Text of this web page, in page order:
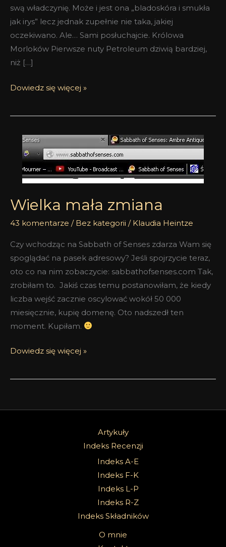
swą władczynię. Może i jest ona „bladoskóra i smukła
jak irys” lecz jednak zupełnie nie taka, jakiej
oczekiwano. Ale… Sami posłuchajcie. Królowa
Morloków Pierwsze nuty Petroleum dziwią bardziej,
niż […]
Dowiedz się więcej »
Wielka mała zmiana
43 komentarze / Bez kategorii / Klaudia Heintze
Czy wchodząc na Sabbath of Senses zdarza Wam się
spoglądać na pasek adresowy? Jeśli spojrzycie teraz,
oto co na nim zobaczycie: sabbathofsenses.com Tak,
zrobiłam to. Jakiś czas temu postanowiłam, że kiedy
liczba wejść zacznie oscylować wokół 50 000
miesięcznie, kupię domenę. Oto nadszedł ten
moment. Kupiłam.
Wielka
mała
zmiana
Dowiedz się więcej »
Artykuły
Indeks Recenzji
Indeks A-E
Indeks F-K
Indeks L-P
Indeks R-Z
Indeks Składników
O mnie